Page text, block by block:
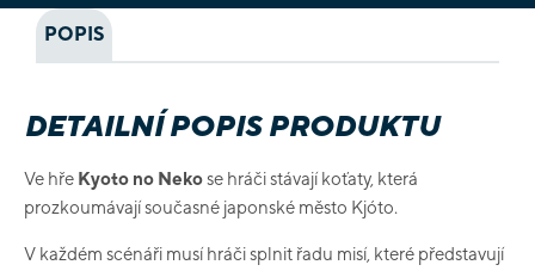
POPIS
DETAILNÍ POPIS PRODUKTU
Ve hře Kyoto no Nekose hráči stávají koťaty, která
prozkoumávají současné japonské město Kjóto.
V každém scénáři musí hráči splnit řadu misí, které představují